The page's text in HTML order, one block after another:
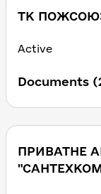
ТК
Active
Documents
ПРИВАТНЕ